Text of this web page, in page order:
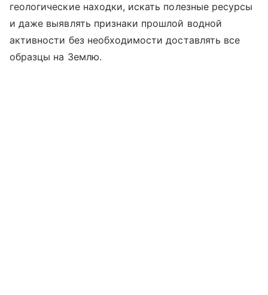
геологические находки, искать полезные ресурсы
и даже выявлять признаки прошлой водной
активности без необходимости доставлять все
образцы на Землю.